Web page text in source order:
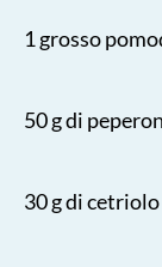
1 grosso
50 g di
30 g di